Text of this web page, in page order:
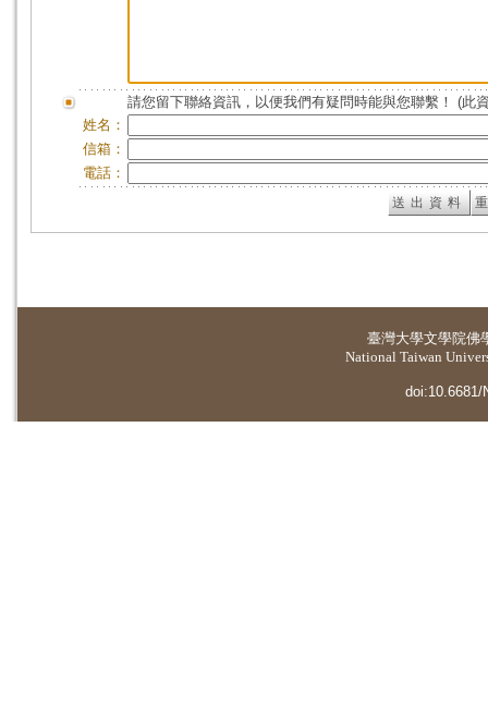
請您留下聯絡資訊，以便我們有疑問時能與您聯繫！ (此
姓名：
信箱：
電話：
臺灣大學文學院佛
National Taiwan
doi:10.6681/